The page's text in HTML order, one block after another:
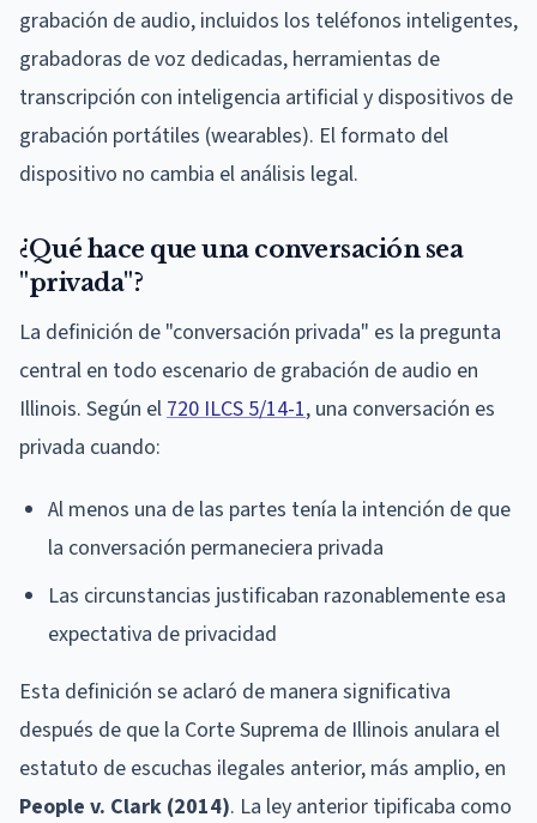
grabación de audio, incluidos los teléfonos inteligentes,
grabadoras de voz dedicadas, herramientas de
transcripción con inteligencia artificial y dispositivos de
grabación portátiles (wearables). El formato del
dispositivo no cambia el análisis legal.
¿Qué hace que una conversación sea
"privada"?
La definición de "conversación privada" es la pregunta
central en todo escenario de grabación de audio en
Illinois. Según el 720 ILCS 5/14-1, una conversación es
privada cuando:
Al menos una de las partes tenía la intención de que
la conversación permaneciera privada
Las circunstancias justificaban razonablemente esa
expectativa de privacidad
Esta definición se aclaró de manera significativa
después de que la Corte Suprema de Illinois anulara el
estatuto de escuchas ilegales anterior, más amplio, en
People v. Clark (2014). La ley anterior tipificaba como